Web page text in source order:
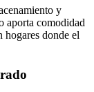
y
aporta comodidad
hogares donde el